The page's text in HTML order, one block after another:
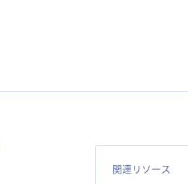
関連リソース